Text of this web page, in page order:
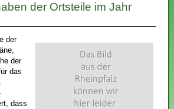
der Ortsteile im Jahr
der
der
das
dass